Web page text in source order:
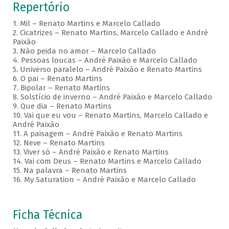
Repertório
1. Mil – Renato Martins e Marcelo Callado
2. Cicatrizes – Renato Martins, Marcelo Callado e André
Paixão
3. Não peida no amor – Marcelo Callado
4. Pessoas loucas – André Paixão e Marcelo Callado
5. Universo paralelo – André Paixão e Renato Martins
6. O pai – Renato Martins
7. Bipolar – Renato Martins
8. Solstício de inverno – André Paixão e Marcelo Callado
9. Que dia – Renato Martins
10. Vai que eu vou – Renato Martins, Marcelo Callado e
André Paixão
11. A paisagem – André Paixão e Renato Martins
12. Neve – Renato Martins
13. Viver só – André Paixão e Renato Martins
14. Vai com Deus – Renato Martins e Marcelo Callado
15. Na palavra – Renato Martins
16. My Saturation – André Paixão e Marcelo Callado
Ficha Técnica